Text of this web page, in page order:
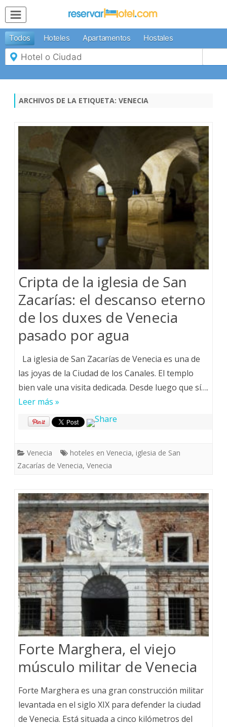
MENÚ
Inicio
Mi
Reserva
Inspírate
Todos Hoteles Apartamentos Hostales
ARCHIVOS DE LA ETIQUETA: VENECIA
Cripta de la iglesia de San
Zacarías: el descanso eterno
de los duxes de Venecia
pasado por agua
La iglesia de San Zacarías de Venecia es una de
las joyas de la Ciudad de los Canales. El templo
bien vale una visita dedicada. Desde luego que sí….
Leer más »
Venecia hoteles en Venecia, iglesia de San
Zacarías de Venecia, Venecia
Forte Marghera, el viejo
músculo militar de Venecia
Forte Marghera es una gran construcción militar
levantada en el siglo XIX para defender la ciudad
de Venecia. Está situada a cinco kilómetros del